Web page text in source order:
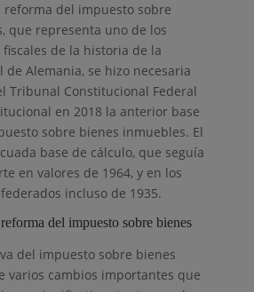
reforma del impuesto sobre
que representa uno de los
de la historia de la
de Alemania, se hizo necesaria
Tribunal Constitucional Federal
en 2018 la anterior base
sobre bienes inmuebles. El
base de cálculo, que seguía
en valores de 1964, y en los
incluso de 1935.
del impuesto sobre bienes
del impuesto sobre bienes
varios cambios importantes que